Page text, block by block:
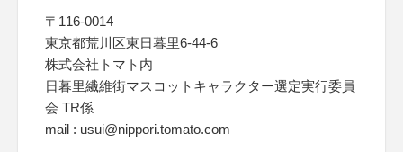
〒116-0014
東京都荒川区東日暮里6-44-6
株式会社トマト内
日暮里繊維街マスコットキャラクター選定実行委員
会 TR係
mail : usui@nippori.tomato.com